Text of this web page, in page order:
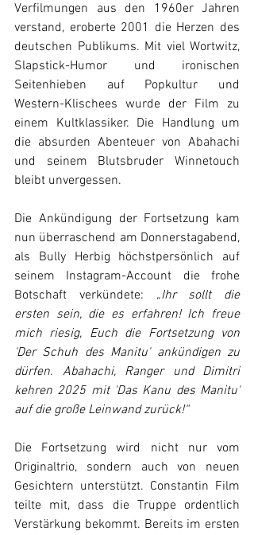
Verfilmungen aus den 1960er Jahren
verstand, eroberte 2001 die Herzen des
deutschen Publikums. Mit viel Wortwitz,
Slapstick-Humor und ironischen
Seitenhieben auf Popkultur und
Western-Klischees wurde der Film zu
einem Kultklassiker. Die Handlung um
die absurden Abenteuer von Abahachi
und seinem Blutsbruder Winnetouch
bleibt unvergessen.
Die Ankündigung der Fortsetzung kam
nun überraschend am Donnerstagabend,
als Bully Herbig höchstpersönlich auf
seinem Instagram-Account die frohe
Botschaft verkündete: „Ihr sollt die
ersten sein, die es erfahren! Ich freue
mich riesig, Euch die Fortsetzung von
'Der Schuh des Manitu' ankündigen zu
dürfen. Abahachi, Ranger und Dimitri
kehren 2025 mit 'Das Kanu des Manitu'
auf die große Leinwand zurück!“
Die Fortsetzung wird nicht nur vom
Originaltrio, sondern auch von neuen
Gesichtern unterstützt. Constantin Film
teilte mit, dass die Truppe ordentlich
Verstärkung bekommt. Bereits im ersten